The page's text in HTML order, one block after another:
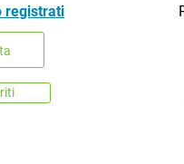
registrati